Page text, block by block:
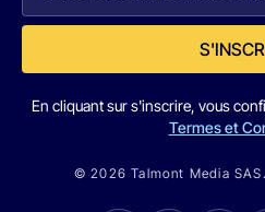
En cliquant sur s'inscrire, vous
Termes et
© 2026 Talmont Media